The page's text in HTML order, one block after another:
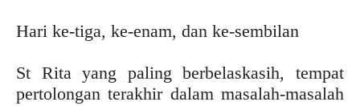
Hari ke-tiga, ke-enam, dan ke-sembilan
St Rita yang paling berbelaskasih, tempat
pertolongan terakhir dalam masalah-masalah